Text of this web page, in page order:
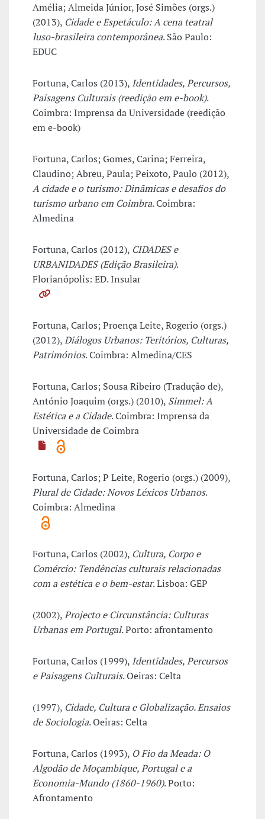
Amélia; Almeida Júnior, José Simões (orgs.)
(2013), Cidade e Espetáculo: A cena teatral
luso-brasileira contemporânea. São Paulo:
EDUC
Fortuna, Carlos (2013), Identidades, Percursos,
Paisagens Culturais (reedição em e-book).
Coimbra: Imprensa da Universidade (reedição
em e-book)
Fortuna, Carlos; Gomes, Carina; Ferreira,
Claudino; Abreu, Paula; Peixoto, Paulo (2012),
A cidade e o turismo: Dinãmicas e desafios do
turismo urbano em Coimbra. Coimbra:
Almedina
Fortuna, Carlos (2012), CIDADES e
URBANIDADES (Edição Brasileira).
Florianópolis: ED. Insular
Fortuna, Carlos; Proença Leite, Rogerio (orgs.)
(2012),Diálogos Urbanos: Teritórios, Culturas,
Patrimónios. Coimbra: Almedina/CES
Fortuna, Carlos; Sousa Ribeiro (Tradução de),
António Joaquim (orgs.) (2010), Simmel: A
Estética e a Cidade. Coimbra: Imprensa da
Universidade de Coimbra
Fortuna, Carlos; P Leite, Rogerio (orgs.) (2009),
Plural de Cidade: Novos Léxicos Urbanos.
Coimbra: Almedina
Fortuna, Carlos (2002), Cultura, Corpo e
Comércio: Tendências culturais relacionadas
com a estética e o bem-estar. Lisboa: GEP
(2002),Projecto e Circunstância: Culturas
Urbanas em Portugal. Porto: afrontamento
Fortuna, Carlos (1999), Identidades, Percursos
e Paisagens Culturais. Oeiras: Celta
(1997), Cidade, Cultura e Globalização. Ensaios
de Sociologia. Oeiras: Celta
Fortuna, Carlos (1993), O Fio da Meada: O
Algodão de Moçambique, Portugal e a
Economia-Mundo (1860-1960). Porto:
Afrontamento